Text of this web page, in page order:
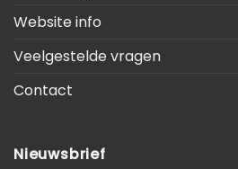
Website info
Veelgestelde vragen
Contact
Nieuwsbrief